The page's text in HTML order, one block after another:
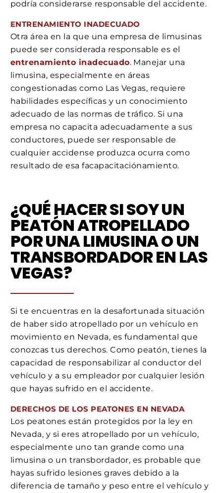
podría considerarse responsable del accidente.
ENTRENAMIENTO INADECUADO
Otra área en la que una empresa de limusinas
puede ser considerada responsable es el
entrenamiento inadecuado. Manejar una
limusina, especialmente en áreas
congestionadas como Las Vegas, requiere
habilidades específicas y un conocimiento
adecuado de las normas de tráfico. Si una
empresa no capacita adecuadamente a sus
conductores, puede ser responsable de
cualquier accidense produzca ocurra como
resultado de esa facapacitaciónamiento.
¿QUÉ HACER SI SOY UN
PEATÓN ATROPELLADO
POR UNA LIMUSINA O UN
TRANSBORDADOR EN LAS
VEGAS?
Si te encuentras en la desafortunada situación
de haber sido atropellado por un vehículo en
movimiento en Nevada, es fundamental que
conozcas tus derechos. Como peatón, tienes la
capacidad de responsabilizar al conductor del
vehículo y a su empleador por cualquier lesión
que hayas sufrido en el accidente.
DERECHOS DE LOS PEATONES EN NEVADA
Los peatones están protegidos por la ley en
Nevada, y si eres atropellado por un vehículo,
especialmente uno tan grande como una
limusina o un transbordador, es probable que
hayas sufrido lesiones graves debido a la
diferencia de tamaño y peso entre el vehículo y